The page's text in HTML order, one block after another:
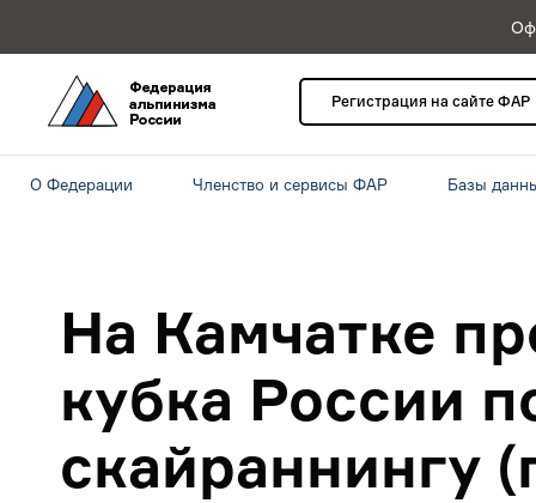
Регистрация на сайте ФАР
О Федерации Членство и сервисы ФАР Базы
На Камчатке
кубка России
скайраннингу